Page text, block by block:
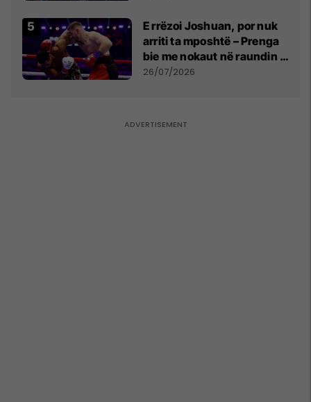
E rrëzoi Joshuan, por nuk
arriti ta mposhtë – Prenga
bie me nokaut në raundin e
dytë
26/07/2026